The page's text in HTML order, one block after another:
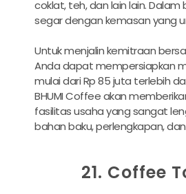
coklat, teh, dan lain lain.
segar dengan kemasan yang
Untuk menjalin kemitraan
Anda dapat mempersiapkan
mulai dari Rp 85 juta terlebih
BHUMI Coffee akan
fasilitas usaha yang sangat
bahan baku, perlengkapan,
21. Coffee